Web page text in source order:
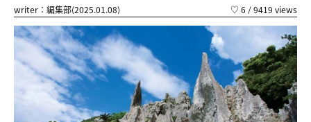
writer：編集部(2025.01.08) ♡ 6 / 9419 views